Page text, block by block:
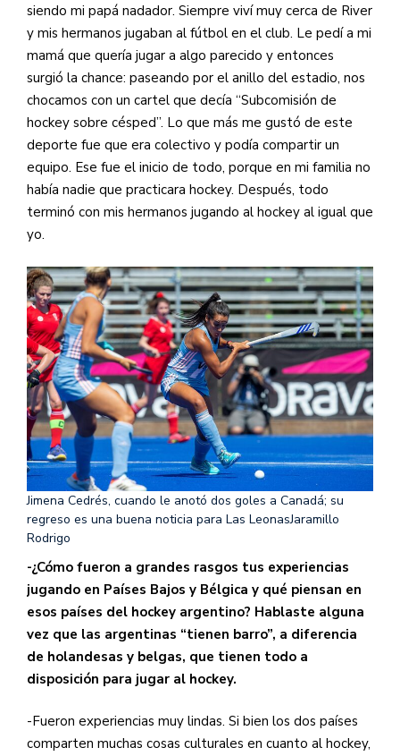
siendo mi papá nadador. Siempre viví muy cerca de River
y mis hermanos jugaban al fútbol en el club. Le pedí a mi
mamá que quería jugar a algo parecido y entonces
surgió la chance: paseando por el anillo del estadio, nos
chocamos con un cartel que decía “Subcomisión de
hockey sobre césped”. Lo que más me gustó de este
deporte fue que era colectivo y podía compartir un
equipo. Ese fue el inicio de todo, porque en mi familia no
había nadie que practicara hockey. Después, todo
terminó con mis hermanos jugando al hockey al igual que
yo.
Jimena Cedrés, cuando le anotó dos goles a Canadá; su
regreso es una buena noticia para Las LeonasJaramillo
Rodrigo
-¿Cómo fueron a grandes rasgos tus experiencias
jugando en Países Bajos y Bélgica y qué piensan en
esos países del hockey argentino? Hablaste alguna
vez que las argentinas “tienen barro”, a diferencia
de holandesas y belgas, que tienen todo a
disposición para jugar al hockey.
-Fueron experiencias muy lindas. Si bien los dos países
comparten muchas cosas culturales en cuanto al hockey,